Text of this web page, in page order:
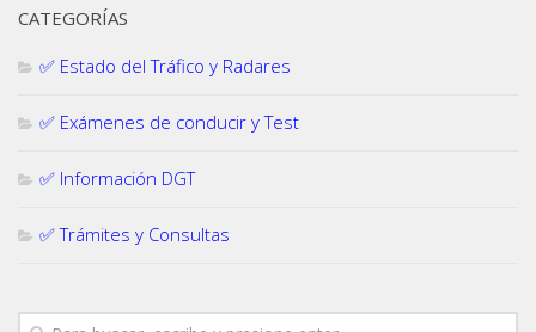
CATEGORÍAS
✅ Estado del Tráfico y Radares
✅ Exámenes de conducir y Test
✅ Información DGT
✅ Trámites y Consultas